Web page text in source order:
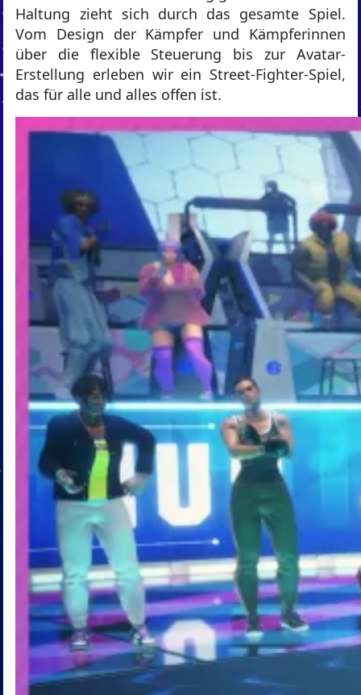
Haltung zieht sich durch das gesamte Spiel.
Vom Design der Kämpfer und Kämpferinnen
über die flexible Steuerung bis zur Avatar-
Erstellung erleben wir ein Street-Fighter-Spiel,
das für alle und alles offen ist.